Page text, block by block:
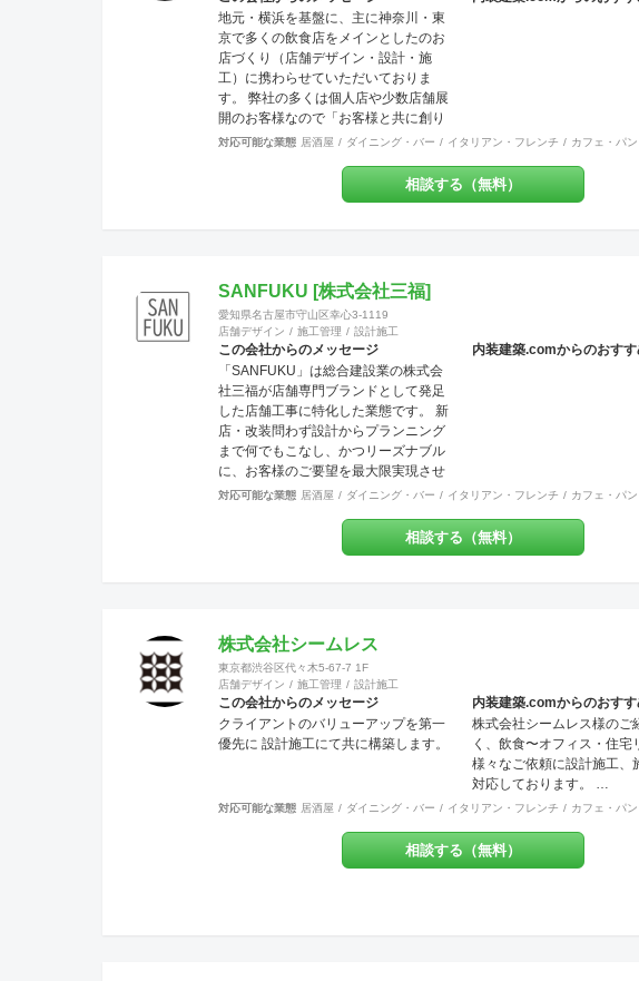
地元・横浜を基盤に、主に神奈川・東
京で多くの飲食店をメインとしたのお
店づくり（店舗デザイン・設計・施
工）に携わらせていただいておりま
す。 弊社の多くは個人店や少数店舗展
開のお客様なので「お客様と共に創り
上げる店づくり」をモットーにしてい
ることなく、私どものご提案を土台に
「スタッフも来店者も居心地の良い地
いるのですから大事なポイントだと思
いませんか？ また個人事業主にとって
内装工事費が大変な負担だということ
は重々承知しております。コスト面で
も最大限のご協力を日々心がけており
ます。ご気軽にご相談ください。 美味
しいお料理・最高のサービス・素敵な
品揃えに自信あり！そんな出店計画・
改装計画をお持ちの皆さま、是非それ
らを最高に輝かせる空間づくりを、私
たちにお手伝いさせてください。
対応可能な業態 居酒屋 ダイニング・バー イタリアン・フレンチ カフェ・パ
相談する（無料）
SANFUKU [株式会社三福]
愛知県名古屋市守山区幸心3-1119
店舗デザイン
施工管理 設計施工
この会社からのメッセージ
「SANFUKU」は総合建設業の株式会
社三福が店舗専門ブランドとして発足
した店舗工事に特化した業態です。 新
店・改装問わず設計からプランニング
まで何でもこなし、かつリーズナブル
に、お客様のご要望を最大限実現させ
ていきます。 また内装・外装・外構な
しているため、高水準の施工が可能で
す。 出来上がった時に綺麗なのは当た
ション力に優れています。 お客様が安
心してオープンできるようきめ細やか
な対応を心がけています。
内装建築.comからのおすす
対応可能な業態 居酒屋 ダイニング・バー イタリアン・フレンチ カフェ・パ
相談する（無料）
株式会社シームレス
東京都渋谷区代々木5-67-7 1F
店舗デザイン
施工管理 設計施工
この会社からのメッセージ
クライアントのバリューアップを第一
優先に 設計施工にて共に構築します。
内装建築.comからのおすす
株式会社シームレス様のご
く、飲食〜オフィス・住宅
様々なご依頼に設計施工、
対応しております。 …
対応可能な業態 居酒屋 ダイニング・バー イタリアン・フレンチ カフェ・パ
相談する（無料）